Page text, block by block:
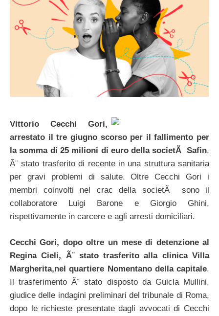
Vittorio Cecchi Gori,
arrestato il tre giugno scorso per il fallimento per
la somma di 25 milioni di euro della societÃ Safin,
Ã¨ stato trasferito di recente in una struttura sanitaria
per gravi problemi di salute. Oltre Cecchi Gori i
membri coinvolti nel crac della societÃ sono il
collaboratore Luigi Barone e Giorgio Ghini,
rispettivamente in carcere e agli arresti domiciliari.
Cecchi Gori, dopo oltre un mese di detenzione al
Regina Cieli, Ã¨ stato trasferito alla clinica Villa
Margherita,nel quartiere Nomentano della capitale.
Il trasferimento Ã¨ stato disposto da Guicla Mullini,
giudice delle indagini preliminari del tribunale di Roma,
dopo le richieste presentate dagli avvocati di Cecchi